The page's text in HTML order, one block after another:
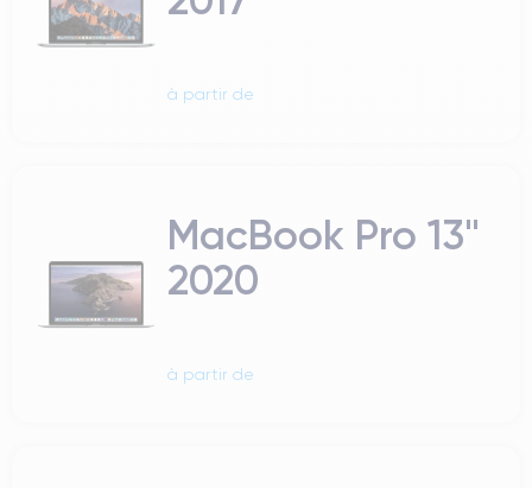
à partir de
MacBook Pro 13"
2020
à partir de